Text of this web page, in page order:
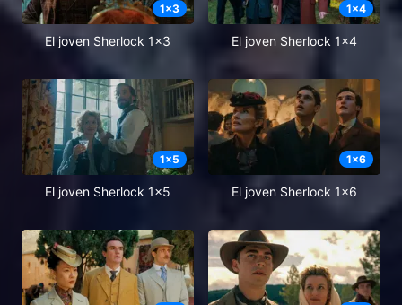
1x3
El joven Sherlock 1x3
1x4
El joven Sherlock 1x4
1x5
El joven Sherlock 1x5
1x6
El joven Sherlock 1x6